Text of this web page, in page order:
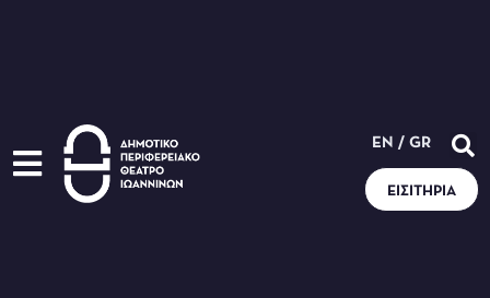
EN / GR
ΕΙΣΙΤΉΡΙΑ